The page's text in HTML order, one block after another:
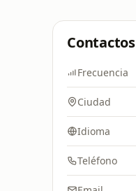
Contactos
Frecuencia
Ciudad
Idioma
Teléfono